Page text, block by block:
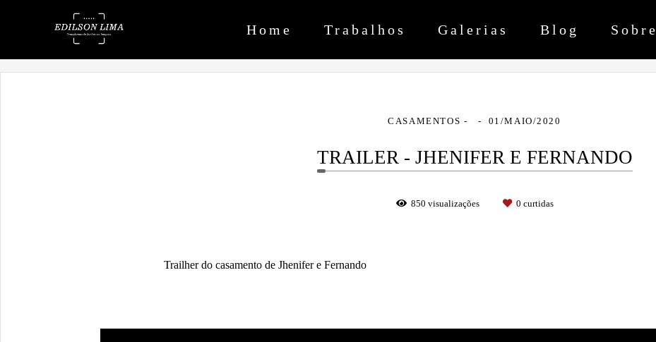
Home Trabalhos Galerias Blog Sobre
CASAMENTOS 01/MAIO/2020
TRAILER - JHENIFER E FERNANDO
850 visualizações 0 curtidas
Trailher do casamento de Jhenifer e Fernando